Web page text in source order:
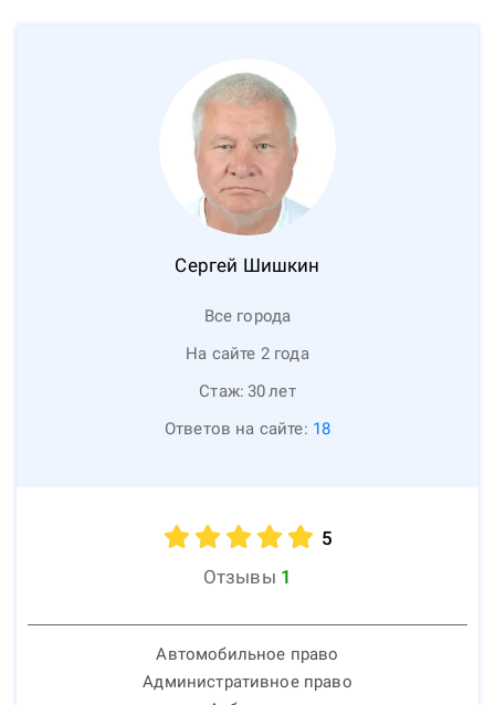
Сергей Шишкин
Все города
На сайте 2 года
Стаж: 30лет
Ответов на сайте: 18
5
Отзывы 1
Автомобильное право
Административное право